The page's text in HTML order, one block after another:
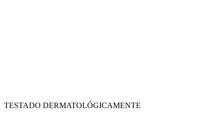
TESTADO DERMATOLÓGICAMENTE